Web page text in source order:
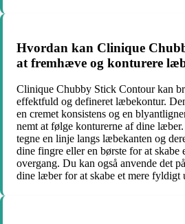
Hvordan kan Clinique
at fremhæve og konturere
Clinique Chubby Stick Contour kan
effektfuld og defineret læbekontur.
en cremet konsistens og en
nemt at følge konturerne af dine
tegne en linje langs læbekanten og
dine fingre eller en børste for at skabe
overgang. Du kan også anvende det
dine læber for at skabe et mere fyldigt